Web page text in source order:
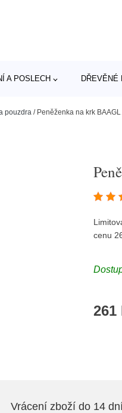
A POSLECH DŘEVĚNÉ
pouzdra / Peněženka na krk BAAGL
cenu
261
Vrácení zboží do 14 dní